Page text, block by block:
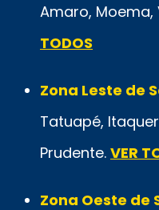
Amaro, Moema,
TODOS
Zona Leste de
Tatuapé,
Prudente. VER
Zona Oeste de